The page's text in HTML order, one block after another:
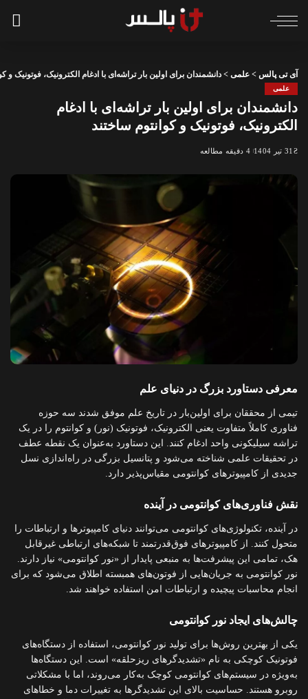
آی تی پالس > علمی >دانشمندان برای اولین بار تراشه‌ای با ادغام الکترونیک، فوتونیک و
علمی
دانشمندان برای اولین بار تراشه‌ای با ادغام
الکترونیک، فوتونیک و کوانتوم ساختند
31 تیر 1404 4 دقیقه مطالعه
معرفی دستاورد بزرگ در دنیای علم
تیمی از محققان برای اولین‌بار در تاریخ علم موفق شدند سه حوزه
فناوری کاملاً متفاوت یعنی الکترونیک، فوتونیک (نور) و کوانتوم را در یک
تراشه سیلیکونی واحد ادغام کنند. این دستاورد به‌عنوان یک نقطه عطف
در تحقیقات علمی شناخته می‌شود و پتانسیل بزرگی در راه‌اندازی نسل
جدیدی از کامپیوترهای کوانتومی مقیاس‌پذیر دارد.
نقش فناوری‌های کوانتومی در آینده
در آینده، تکنولوژی‌های کوانتومی می‌توانند دنیای کامپیوترها و ارتباطات را
متحول کنند. از کامپیوترهای فوق‌قدرتمند تا شبکه‌های ارتباطی غیرقابل
هک، تمامی این پیشرفت‌ها به منبعی پایدار از «نور کوانتومی» نیاز دارند.
نور کوانتومی به جریان‌هایی از فوتون‌های همبسته اطلاق می‌شود که برای
انجام محاسبات پیچیده و ارتباطات امن استفاده خواهند شد.
چالش‌های ایجاد نور کوانتومی
یکی از بهترین روش‌ها برای تولید نور کوانتومی، استفاده از دستگاه‌های
فوتونیک کوچکی به نام «تشدیدگرهای ریزحلقه» است. این دستگاه‌ها
به‌ویژه در سیستم‌های کوانتومی کوچک به‌کار می‌روند، اما با مشکلاتی
روبرو هستند. حساسیت بالای این تشدیدگرها به تغییرات دما و خطاهای